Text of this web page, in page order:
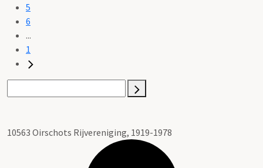
5
6
...
1
10563 Oirschots Rijvereniging, 1919-1978